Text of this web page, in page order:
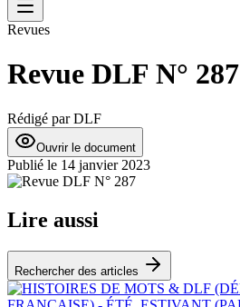
Revues
Revue DLF N° 287
Rédigé parDLF
Ouvrir le document
Publié le 14 janvier 2023
Lire aussi
Rechercher des articles